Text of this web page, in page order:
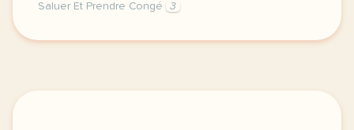
Saluer Et Prendre Congé
3
image canva comcette premiere semaine de